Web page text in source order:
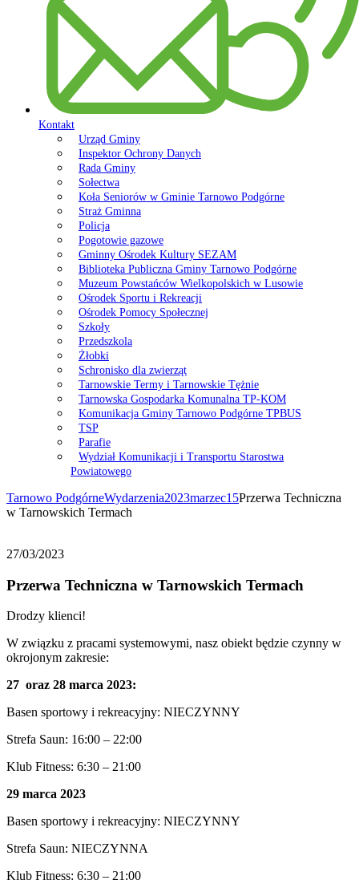
Kontakt
Urząd Gminy
Inspektor Ochrony Danych
Rada Gminy
Sołectwa
Koła Seniorów w Gminie Tarnowo Podgórne
Straż Gminna
Policja
Pogotowie gazowe
Gminny Ośrodek Kultury SEZAM
Biblioteka Publiczna Gminy Tarnowo Podgórne
Muzeum Powstańców Wielkopolskich w Lusowie
Ośrodek Sportu i Rekreacji
Ośrodek Pomocy Społecznej
Szkoły
Przedszkola
Żłobki
Schronisko dla zwierząt
Tarnowskie Termy i Tarnowskie Tężnie
Tarnowska Gospodarka Komunalna TP-KOM
Komunikacja Gminy Tarnowo Podgórne TPBUS
TSP
Parafie
Wydział Komunikacji i Transportu Starostwa
Powiatowego
Tarnowo PodgórneWydarzenia2023marzec15Przerwa Techniczna
w Tarnowskich Termach
27/03/2023
Przerwa Techniczna w Tarnowskich Termach
Drodzy klienci!
W związku z pracami systemowymi, nasz obiekt będzie czynny w
okrojonym zakresie:
27 oraz 28 marca 2023:
Basen sportowy i rekreacyjny: NIECZYNNY
Strefa Saun: 16:00 – 22:00
Klub Fitness: 6:30 – 21:00
29 marca 2023
Basen sportowy i rekreacyjny: NIECZYNNY
Strefa Saun: NIECZYNNA
Klub Fitness: 6:30 – 21:00